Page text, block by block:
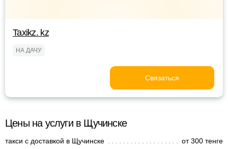
Taxikz. kz
НА ДАЧУ
Связаться
Цены на услуги в Щучинске
такси с доставкой в Щучинске
от 300 тенге